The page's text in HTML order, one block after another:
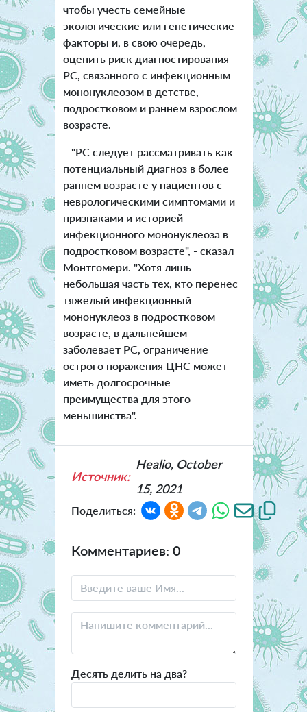
чтобы учесть семейные
экологические или генетические
факторы и, в свою очередь,
оценить риск диагностирования
РС, связанного с инфекционным
мононуклеозом в детстве,
подростковом и раннем взрослом
возрасте.
"РС следует рассматривать как
потенциальный диагноз в более
раннем возрасте у пациентов с
неврологическими симптомами и
признаками и историей
инфекционного мононуклеоза в
подростковом возрасте", - сказал
Монтгомери. "Хотя лишь
небольшая часть тех, кто перенес
тяжелый инфекционный
мононуклеоз в подростковом
возрасте, в дальнейшем
заболевает РС, ограничение
острого поражения ЦНС может
иметь долгосрочные
преимущества для этого
меньшинства".
Источник:
Healio, October
15, 2021
Поделиться:
Комментариев: 0
Десять делить на два?